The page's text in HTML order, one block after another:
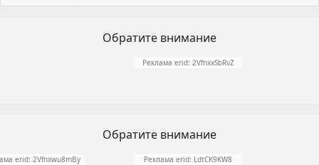
Обратите внимание
Реклама erid: 2VfnxxSbRvZ
Обратите внимание
erid: 2Vfnxwu8mBy Реклама erid: LdtCK9KW8